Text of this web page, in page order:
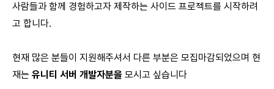
사람들과 함께 경험하고자 제작하는 사이드 프로젝트를 시작하려
고 합니다.
현재 많은 분들이 지원해주셔서 다른 부분은 모집마감되었으며 현
재는 유니티 서버 개발자분을 모시고 싶습니다